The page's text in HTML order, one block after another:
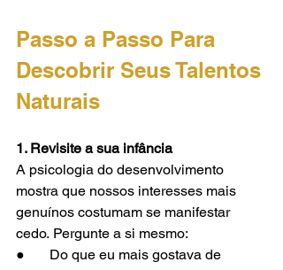
Passo a Passo Para
Descobrir Seus Talentos
Naturais
1. Revisite a sua infância
A psicologia do desenvolvimento
mostra que nossos interesses mais
genuínos costumam se manifestar
cedo. Pergunte a si mesmo:
●       Do que eu mais gostava de